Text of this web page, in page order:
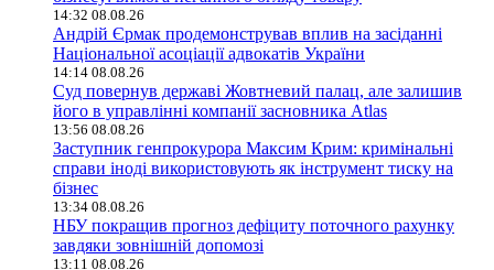
14:32 08.08.26
Андрій Єрмак продемонстрував вплив на засіданні
Національної асоціації адвокатів України
14:14 08.08.26
Суд повернув державі Жовтневий палац, але залишив
його в управлінні компанії засновника Atlas
13:56 08.08.26
Заступник генпрокурора Максим Крим: кримінальні
справи іноді використовують як інструмент тиску на
бізнес
13:34 08.08.26
НБУ покращив прогноз дефіциту поточного рахунку
завдяки зовнішній допомозі
13:11 08.08.26